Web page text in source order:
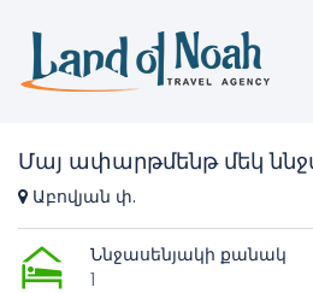
Մայ ափարթմենթ մեկ
Աբովյան փ.
Ննջասենյակի քանակ
1